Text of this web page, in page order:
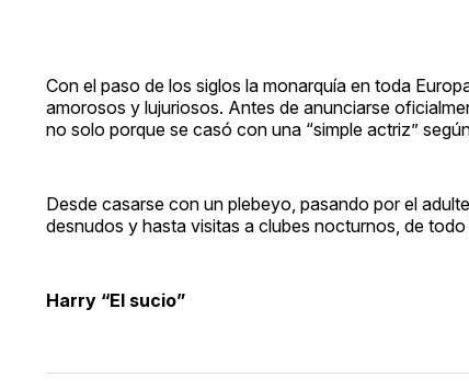
Con el paso de los siglos la monarquía en toda
amorosos y lujuriosos. Antes de anunciarse
no solo porque se casó con una “simple actriz”
Desde casarse con un plebeyo, pasando por el
desnudos y hasta visitas a clubes nocturnos, de
Harry “El sucio”